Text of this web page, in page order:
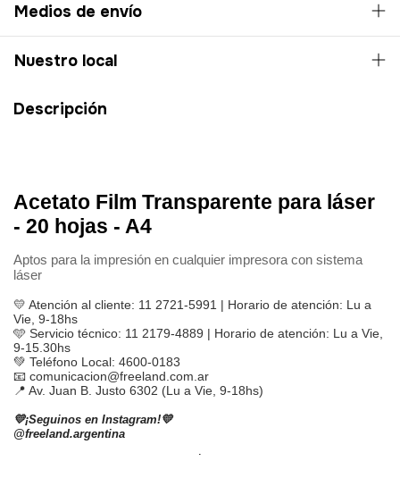
Medios de envío
Nuestro local
Descripción
Acetato Film Transparente para láser
- 20 hojas - A4
Aptos para la impresión en cualquier impresora con sistema
láser
💛 Atención al cliente: 11 2721-5991 | Horario de atención: Lu a
Vie, 9-18hs
🩵 Servicio técnico: 11 2179-4889 | Horario de atención: Lu a Vie,
9-15.30hs
💚 Teléfono Local: 4600-0183
📧 comunicacion@freeland.com.ar
📍 Av. Juan B. Justo 6302 (Lu a Vie, 9-18hs)
💛¡Seguinos en Instagram!💛
@freeland.argentina